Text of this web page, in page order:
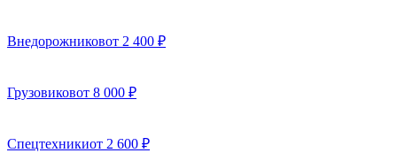
Внедорожниковот 2 400 ₽
Грузовиковот 8 000 ₽
Спецтехникиот 2 600 ₽